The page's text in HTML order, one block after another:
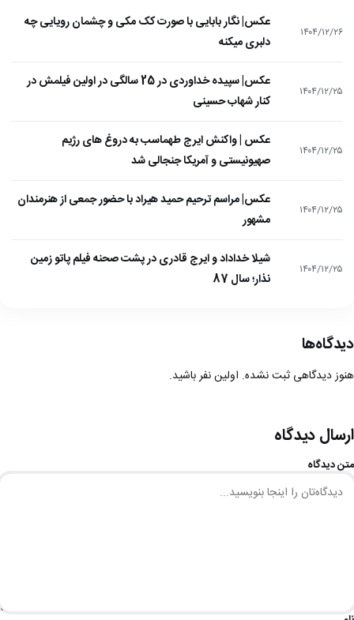
۱۴۰۴/۱۲/۲۶
عکس| نگار بابایی با صورت کک مکی و چشمان رویایی چه
دلبری میکنه
۱۴۰۴/۱۲/۲۵
عکس| سپیده خداوردی در 25 سالگی در اولین فیلمش در
کنار شهاب حسینی
۱۴۰۴/۱۲/۲۵
عکس | واکنش ایرج طهماسب به دروغ های رژیم
صهیونیستی و آمریکا جنجالی شد
۱۴۰۴/۱۲/۲۵
عکس| مراسم ترحیم حمید هیراد با حضور جمعی از هنرمندان
مشهور
۱۴۰۴/۱۲/۲۵
شیلا خداداد و ایرج قادری در پشت صحنه فیلم پاتو زمین
نذار؛ سال 87
دیدگاه‌ها
هنوز دیدگاهی ثبت نشده. اولین نفر باشید.
ارسال دیدگاه
متن دیدگاه